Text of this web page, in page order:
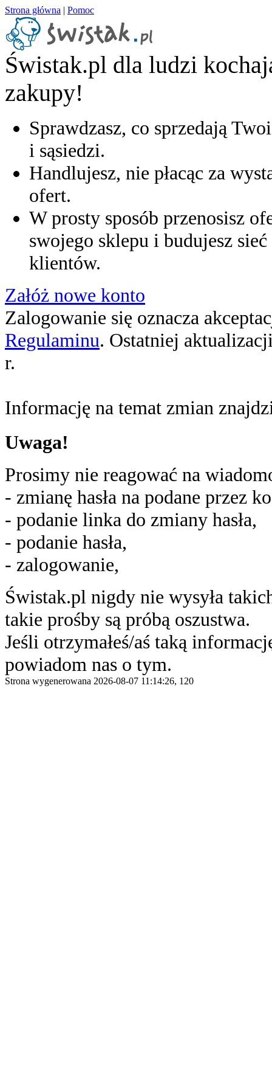
Strona główna | Pomoc
Świstak.pl dla ludzi
zakupy!
Sprawdzasz, co sprzedają
i sąsiedzi.
Handlujesz, nie płacąc za
ofert.
W prosty sposób przenosisz
swojego sklepu i budujesz sieć
klientów.
Załóż nowe konto
Zalogowanie się oznacza
Regulaminu. Ostatniej
r.
Informację na temat zmian
Uwaga!
Prosimy nie reagować na
- zmianę hasła na podane przez
- podanie linka do zmiany hasła,
- podanie hasła,
- zalogowanie,
Świstak.pl nigdy nie wysyła
takie prośby są próbą oszustwa.
Jeśli otrzymałeś/aś taką
powiadom nas o tym.
Strona wygenerowana 2026-08-07 11:14:26, 120